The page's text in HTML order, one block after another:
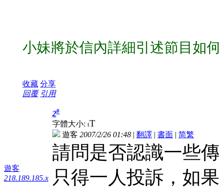
小妹將於信內詳細引述節目如
收藏 分享
回覆 引用
遊客
218.189.185.x
2#
字體大小: tT
遊客 2007/2/26 01:48 | 翻譯 | 書面 | 简繁
請問是否認識一些
只得一人投訴，如